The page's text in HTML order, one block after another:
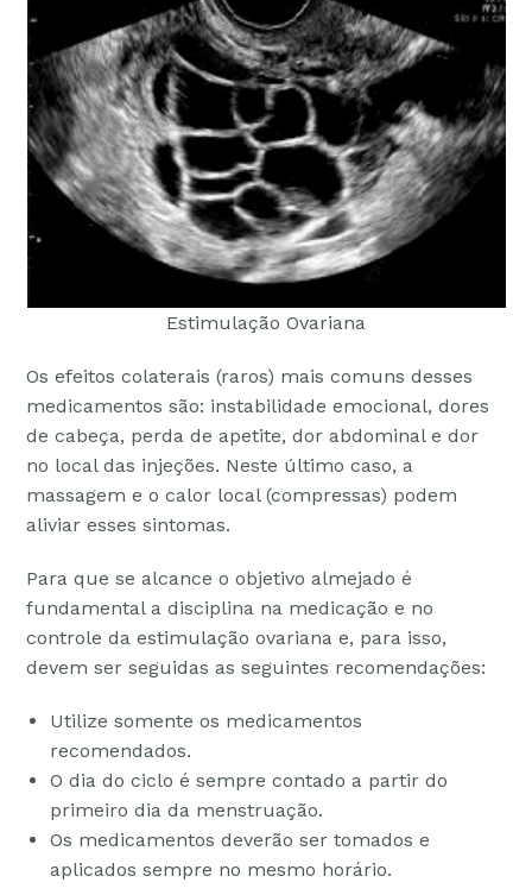
Estimulação Ovariana
Os efeitos colaterais (raros) mais comuns desses
medicamentos são: instabilidade emocional, dores
de cabeça, perda de apetite, dor abdominal e dor
no local das injeções. Neste último caso, a
massagem e o calor local (compressas) podem
aliviar esses sintomas.
Para que se alcance o objetivo almejado é
fundamental a disciplina na medicação e no
controle da estimulação ovariana e, para isso,
devem ser seguidas as seguintes recomendações:
Utilize somente os medicamentos
recomendados.
O dia do ciclo é sempre contado a partir do
primeiro dia da menstruação.
Os medicamentos deverão ser tomados e
aplicados sempre no mesmo horário.